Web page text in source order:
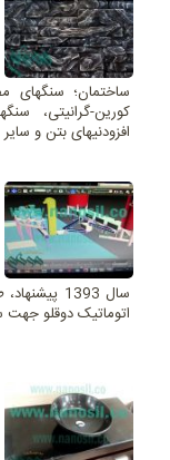
ساختمان؛
کورین-گرانیتی،
افزودنیهای بتن و
سال 1393
اتوماتیک دوقلو جهت